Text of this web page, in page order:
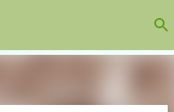
コンテンツに移動